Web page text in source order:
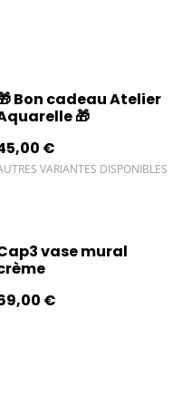
Bon cadeau Atelier
🎁
€
VARIANTES DISPONIBLES
vase mural
€